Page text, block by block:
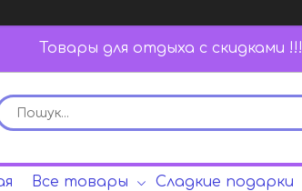
Товары для отдыха с скидками !!!
Все товары Сладкие подарки